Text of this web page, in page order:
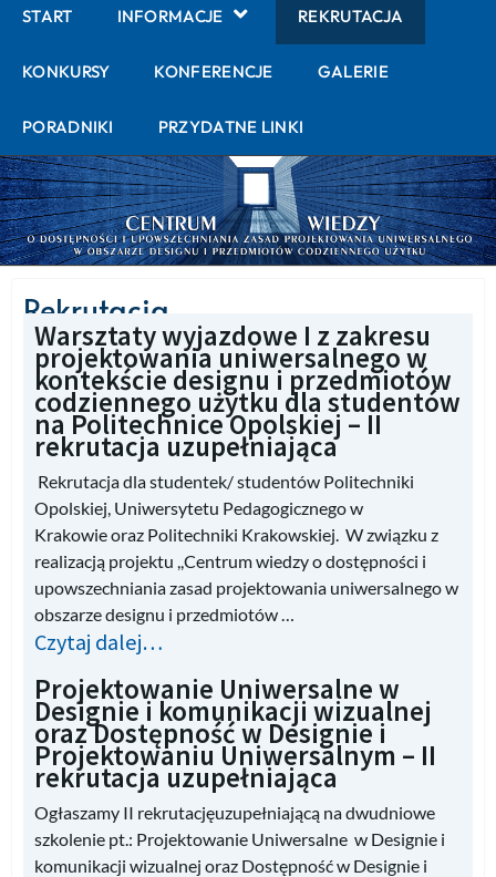
START INFORMACJE REKRUTACJA
KONKURSY KONFERENCJE GALERIE
PORADNIKI PRZYDATNE LINKI
Rekrutacja
Warsztaty wyjazdowe I z zakresu
projektowania uniwersalnego w
kontekście designu i przedmiotów
codziennego użytku dla studentów
na Politechnice Opolskiej – II
rekrutacja uzupełniająca
Rekrutacja dla studentek/ studentów Politechniki
Opolskiej, Uniwersytetu Pedagogicznego w
Krakowie oraz Politechniki Krakowskiej. W związku z
realizacją projektu ,,Centrum wiedzy o dostępności i
upowszechniania zasad projektowania uniwersalnego w
obszarze designu i przedmiotów …
Czytaj dalej…
Projektowanie Uniwersalne w
Designie i komunikacji wizualnej
oraz Dostępność w Designie i
Projektowaniu Uniwersalnym – II
rekrutacja uzupełniająca
Ogłaszamy II rekrutacjęuzupełniającą na dwudniowe
szkolenie pt.: Projektowanie Uniwersalne w Designie i
komunikacji wizualnej oraz Dostępność w Designie i